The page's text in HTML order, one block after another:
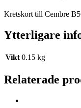
Kretskort till Cembre
Ytterligare
Vikt 0.15 kg
Relaterade